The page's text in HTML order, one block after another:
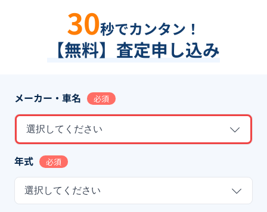
30秒でカンタン！
【無料】査定申し込み
メーカー・車名 必須
選択してください
年式 必須
選択してください